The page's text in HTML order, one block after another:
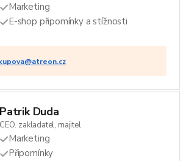
Marketing
E-shop připomínky a stížnosti
Patrik Duda
CEO. zakladatel, majitel
Marketing
Připomínky